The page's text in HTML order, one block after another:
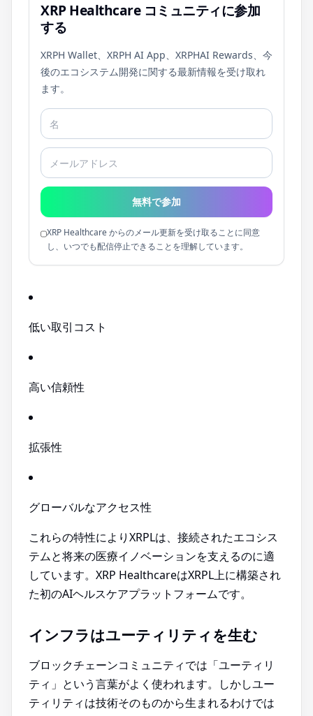
XRP Healthcare コミュニティに参加
する
XRPH Wallet、XRPH AI App、XRPHAI Rewards、今
後のエコシステム開発に関する最新情報を受け取れ
ます。
無料で参加
XRP Healthcare からのメール更新を受け取ることに同意
し、いつでも配信停止できることを理解しています。
低い取引コスト
高い信頼性
拡張性
グローバルなアクセス性
これらの特性によりXRPLは、接続されたエコシス
テムと将来の医療イノベーションを支えるのに適
しています。XRP HealthcareはXRPL上に構築され
た初のAIヘルスケアプラットフォームです。
インフラはユーティリティを生む
ブロックチェーンコミュニティでは「ユーティリ
ティ」という言葉がよく使われます。しかしユー
ティリティは技術そのものから生まれるわけでは